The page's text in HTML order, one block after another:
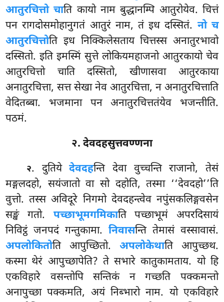
आतुरचित्तो चाति कायो नाम बुद्धानम्पि आतुरोयेव. चित्तं
पन रागदोसमोहानुगतं आतुरं नाम, तं इध दस्सितं. नो च
आतुरचित्तोति इध निक्किलेसताय चित्तस्स अनातुरभावो
दस्सितो. इति इमस्मिं सुत्ते लोकियमहाजनो आतुरकायो चेव
आतुरचित्तो चाति दस्सितो, खीणासवा आतुरकाया
अनातुरचित्ता, सत्त सेखा नेव आतुरचित्ता, न अनातुरचित्ताति
वेदितब्बा. भजमाना पन अनातुरचित्ततंयेव भजन्तीति.
पठमं.
२. देवदहसुत्तवण्णना
२. दुतियेदेवदहन्ति देवा वुच्चन्ति राजानो, तेसं
मङ्गलदहो, सयंजातो वा सो दहोति, तस्मा ‘‘देवदहो’’ति
वुत्तो. तस्स अविदूरे निगमो देवदहन्त्वेव नपुंसकलिङ्गवसेन
सङ्खं गतो. पच्छाभूमगमिकाति पच्छाभूमं अपरदिसायं
निविट्ठं जनपदं गन्तुकामा. निवासन्ति तेमासं वस्सावासं.
अपलोकितोति आपुच्छितो. अपलोकेथाति आपुच्छथ.
कस्मा थेरं आपुच्छापेति? ते सभारे कातुकामताय. यो हि
एकविहारे वसन्तोपि सन्तिकं न गच्छति पक्कमन्तो
अनापुच्छा पक्कमति, अयं निब्भारो नाम. यो एकविहारे